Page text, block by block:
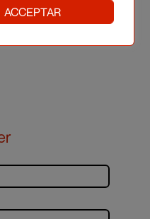
ACCEPTAR